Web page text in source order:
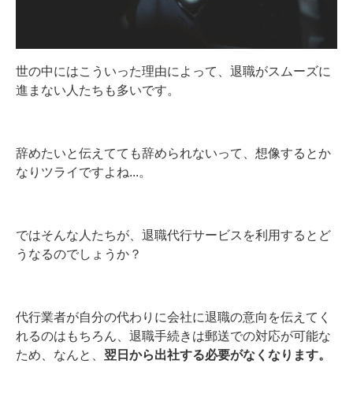
世の中にはこういった理由によって、退職がスムーズに
進まない人たちも多いです。
辞めたいと伝えてても辞められないって、想像するとか
なりツライですよね...。
ではそんな人たちが、退職代行サービスを利用するとど
うなるのでしょうか？
代行業者が自分の代わりに会社に退職の意向を伝えてく
れるのはもちろん、退職手続きは郵送での対応が可能な
ため、なんと、 翌日から出社する必要がなくなります。